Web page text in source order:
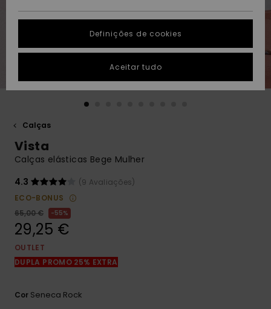
Coleções
Highlights
Guia de
tamanhos
conversa para
obteres a
resposta mais
Encontra
respostas
para as
contacto.
PRESENTE
DESEJO
Calças
Vista
Calças elásticas Bege Mulher
4.3
(9 Avaliações)
ECO-BONUS
65,00 €
55%
29,25 €
OUTLET
DUPLA PROMO 25% EXTRA
Cor Seneca Rock
Definições de cookies
Aceitar tudo